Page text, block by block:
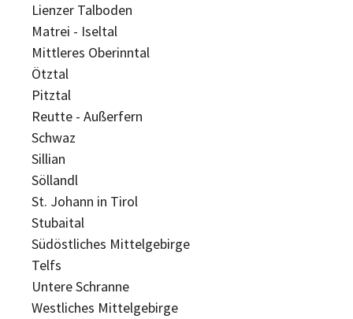
Lienzer Talboden
Matrei - Iseltal
Mittleres Oberinntal
Ötztal
Pitztal
Reutte - Außerfern
Schwaz
Sillian
Söllandl
St. Johann in Tirol
Stubaital
Südöstliches Mittelgebirge
Telfs
Untere Schranne
Westliches Mittelgebirge